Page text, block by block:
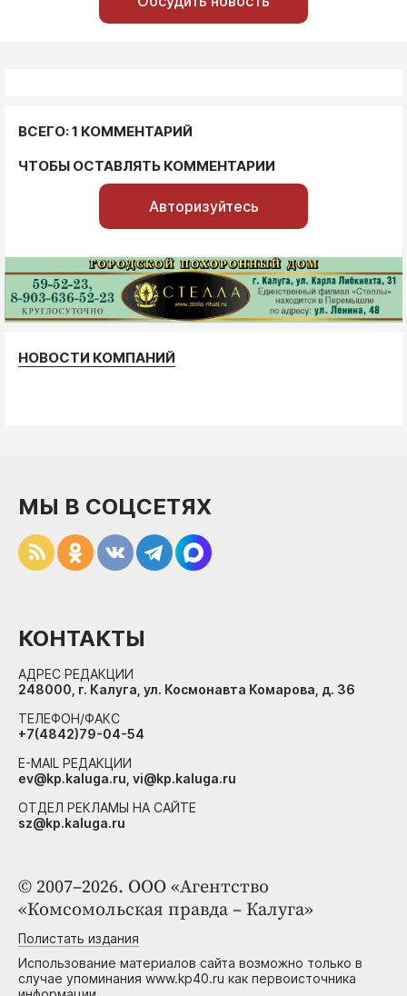
ВСЕГО: 1 КОММЕНТАРИЙ
ЧТОБЫ ОСТАВЛЯТЬ КОММЕНТАРИИ
Авторизуйтесь
НОВОСТИ КОМПАНИЙ
© 2007–2026. ООО «Агентство
«Комсомольская правда – Калуга»
Полистать издания
Использование материалов сайта возможно только в
случае упоминания www.kp40.ru как первоисточника
МЫ В СОЦСЕТЯХ
КОНТАКТЫ
АДРЕС РЕДАКЦИИ
248000, г. Калуга, ул. Космонавта Комарова, д. 36
ТЕЛЕФОН/ФАКС
+7(4842)79-04-54
E-MAIL РЕДАКЦИИ
ev@kp.kaluga.ru, vi@kp.kaluga.ru
ОТДЕЛ РЕКЛАМЫ НА САЙТЕ
sz@kp.kaluga.ru